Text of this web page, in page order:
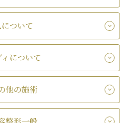
ついて
について
他の施術